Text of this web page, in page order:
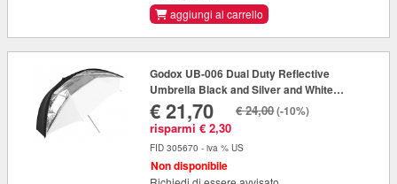
aggiungi al carrello
Godox UB-006 Dual Duty Reflective
Umbrella Black and Silver and White
(101cm)
€ 21,70
risparmi € 2,30
€ 24,00(-10%)
FID 305670 - iva % US
Non disponibile